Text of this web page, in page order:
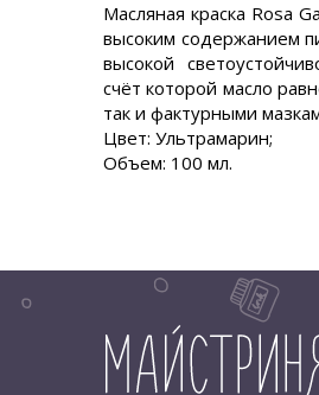
Масляная краска Rosa
высоким содержанием
высокой
счёт которой масло
так и фактурными
Цвет: Ультрамарин;
Объем: 100 мл.